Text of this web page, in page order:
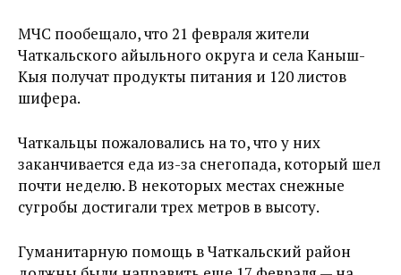
МЧС пообещало, что 21 февраля жители
Чаткальского айыльного округа и села Каныш-
Кыя получат продукты питания и 120 листов
шифера.
Чаткальцы пожаловались на то, что у них
заканчивается еда из-за снегопада, который шел
почти неделю. В некоторых местах снежные
сугробы достигали трех метров в высоту.
Гуманитарную помощь в Чаткальский район